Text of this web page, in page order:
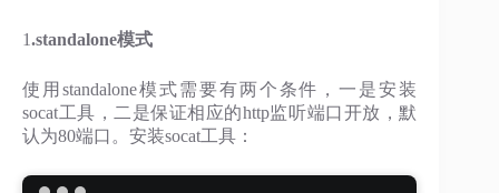
1.standalone模式
使用standalone模式需要有两个条件，一是安装
socat工具，二是保证相应的http监听端口开放，默
认为80端口。安装socat工具：